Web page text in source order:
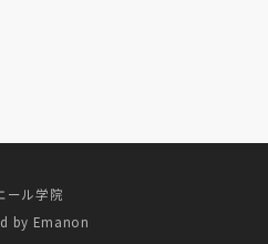
ール学院
by Emanon